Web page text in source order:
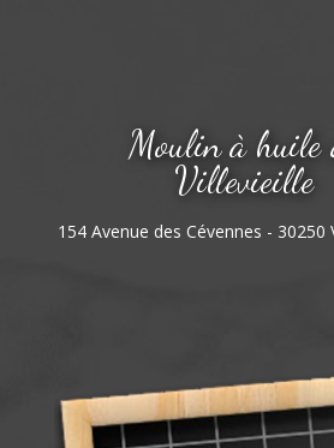
Moulin à huile
Villevieille
154 Avenue des Cévennes - 30250